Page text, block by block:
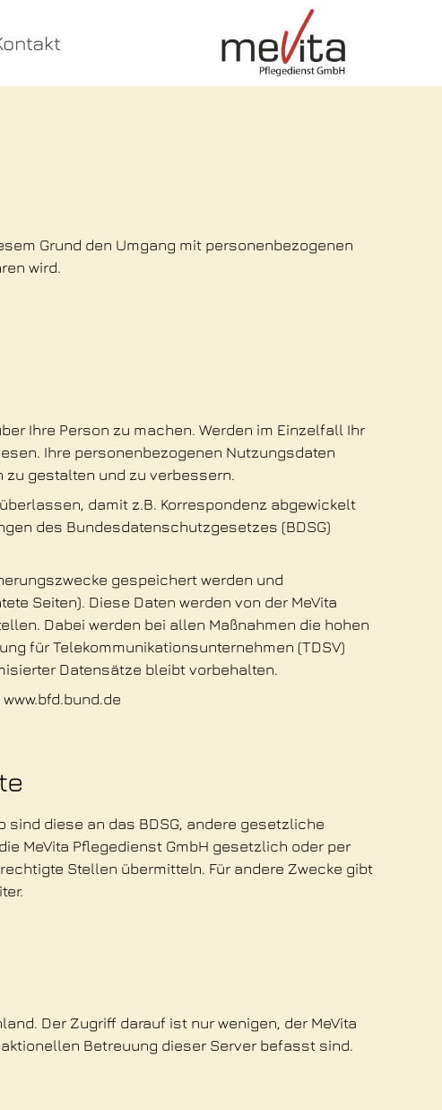
Grund den Umgang mit personenbezogenen
wird.
Ihre Person zu machen. Werden im Einzelfall Ihr
Ihre personenbezogenen Nutzungsdaten
zu gestalten und zu verbessern.
damit z.B. Korrespondenz abgewickelt
des Bundesdatenschutzgesetzes (BDSG)
gespeichert werden und
Seiten). Diese Daten werden von der MeVita
Dabei werden bei allen Maßnahmen die hohen
für Telekommunikationsunternehmen (TDSV)
Datensätze bleibt vorbehalten.
diese an das BDSG, andere gesetzliche
MeVita Pflegedienst GmbH gesetzlich oder per
Stellen übermitteln. Für andere Zwecke gibt
Der Zugriff darauf ist nur wenigen, der MeVita
Betreuung dieser Server befasst sind.